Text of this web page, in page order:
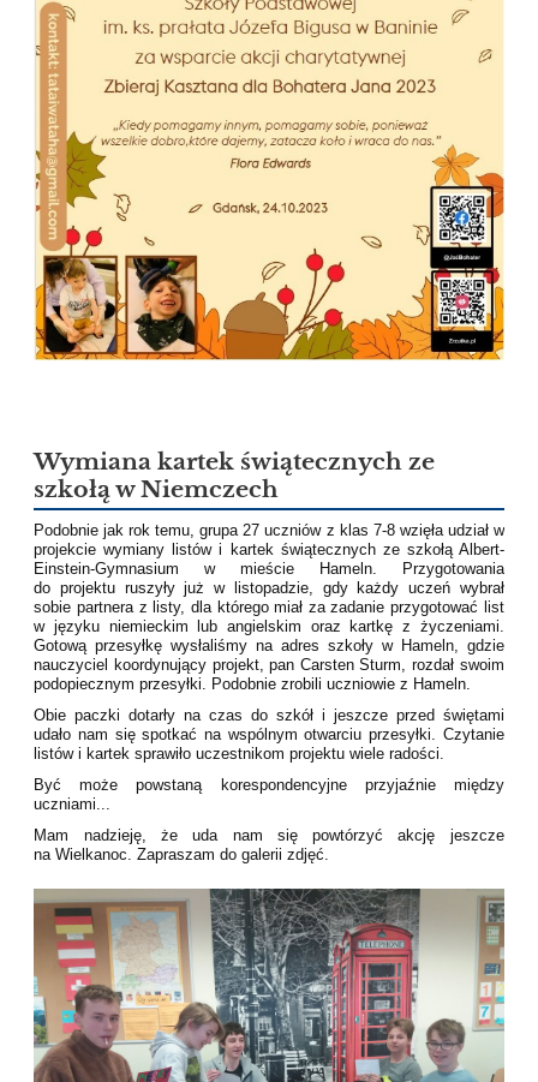
Wymiana kartek świątecznych ze
szkołą w Niemczech
Podobnie jak rok temu, grupa 27 uczniów z klas 7-8 wzięła udział w
projekcie wymiany listów i kartek świątecznych ze szkołą Albert-
Einstein-Gymnasium w mieście Hameln. Przygotowania
do projektu ruszyły już w listopadzie, gdy każdy uczeń wybrał
sobie partnera z listy, dla którego miał za zadanie przygotować list
w języku niemieckim lub angielskim oraz kartkę z życzeniami.
Gotową przesyłkę wysłaliśmy na adres szkoły w Hameln, gdzie
nauczyciel koordynujący projekt, pan Carsten Sturm, rozdał swoim
podopiecznym przesyłki. Podobnie zrobili uczniowie z Hameln.
Obie paczki dotarły na czas do szkół i jeszcze przed świętami
udało nam się spotkać na wspólnym otwarciu przesyłki. Czytanie
listów i kartek sprawiło uczestnikom projektu wiele radości.
Być może powstaną korespondencyjne przyjaźnie między
uczniami...
Mam nadzieję, że uda nam się powtórzyć akcję jeszcze
na Wielkanoc. Zapraszam do galerii zdjęć.